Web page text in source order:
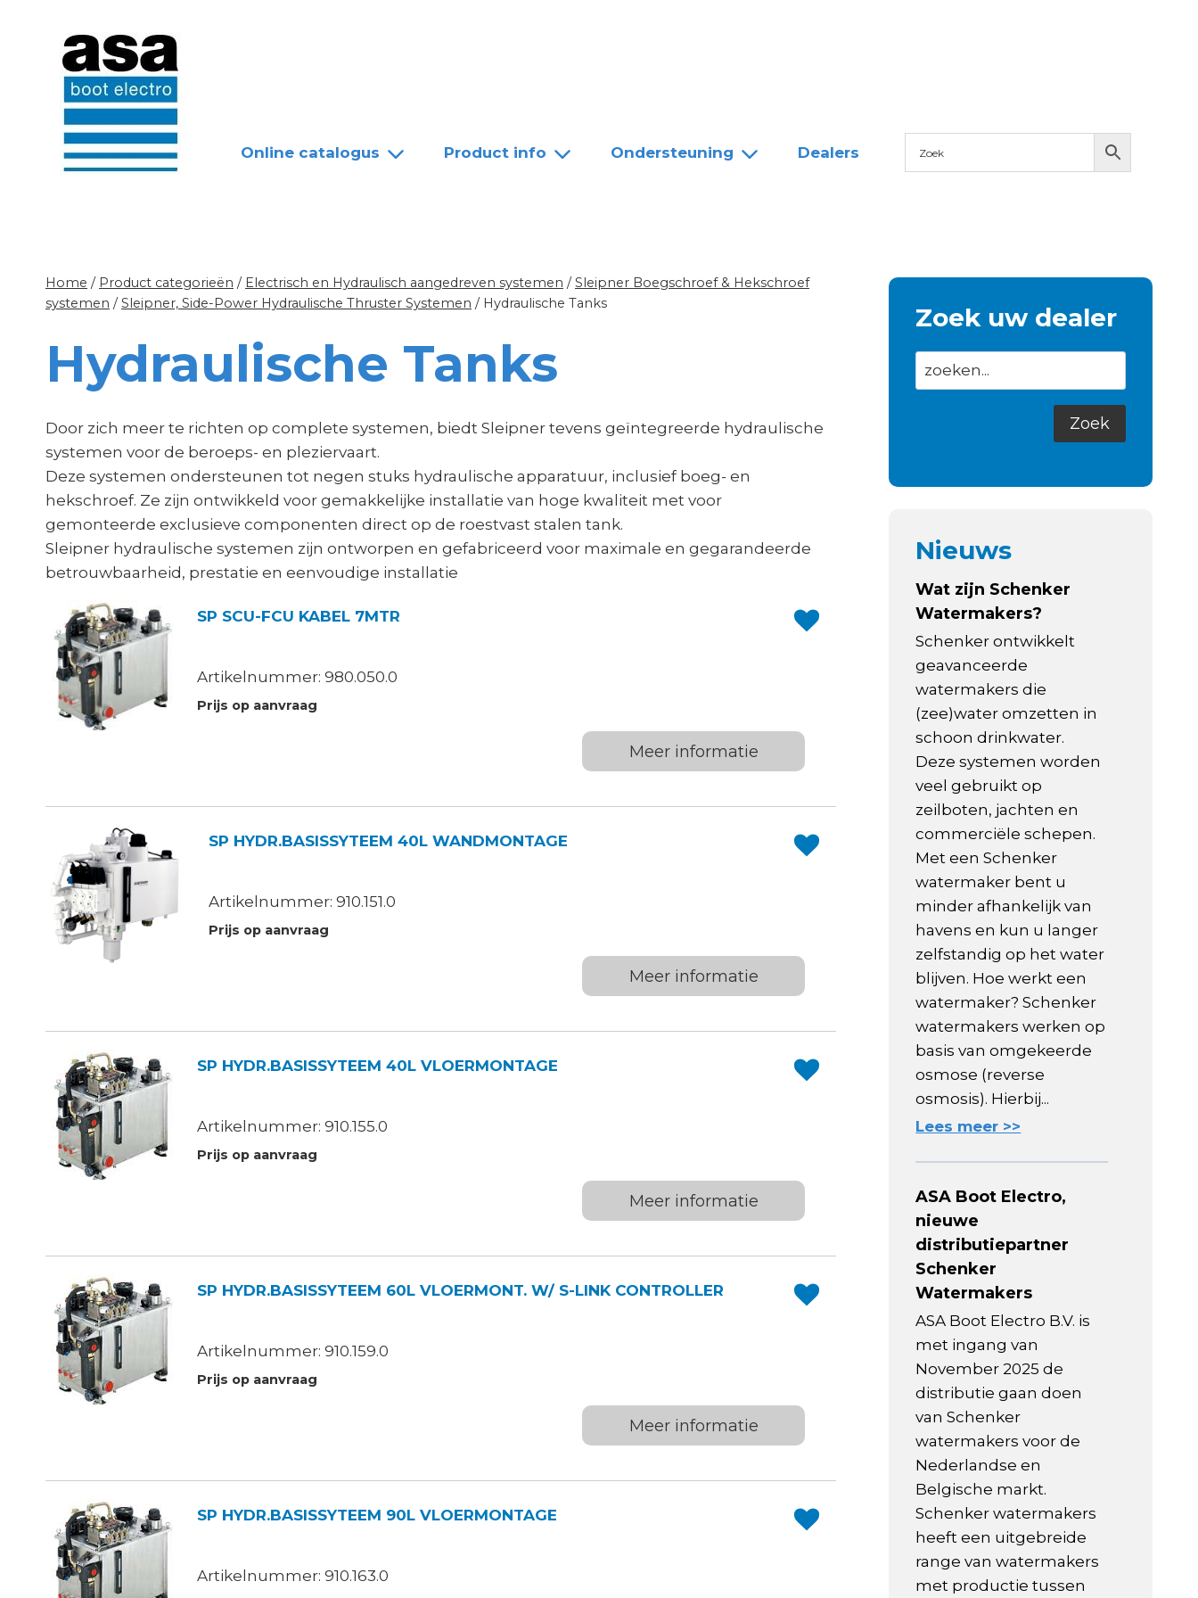
Online catalogus Product info Ondersteuning Dealers
Home / Product categorieën / Electrisch en Hydraulisch aangedreven systemen / Sleipner Boegschroef & Hekschroef
systemen / Sleipner, Side-Power Hydraulische Thruster Systemen / Hydraulische Tanks
Hydraulische Tanks
Door zich meer te richten op complete systemen, biedt Sleipner tevens geïntegreerde hydraulische
systemen voor de beroeps- en pleziervaart.
Deze systemen ondersteunen tot negen stuks hydraulische apparatuur, inclusief boeg- en
hekschroef. Ze zijn ontwikkeld voor gemakkelijke installatie van hoge kwaliteit met voor
gemonteerde exclusieve componenten direct op de roestvast stalen tank.
Sleipner hydraulische systemen zijn ontworpen en gefabriceerd voor maximale en gegarandeerde
betrouwbaarheid, prestatie en eenvoudige installatie
SP SCU-FCU KABEL 7MTR
Artikelnummer: 980.050.0
Prijs op aanvraag
Meer informatie
SP HYDR.BASISSYTEEM 40L WANDMONTAGE
Artikelnummer: 910.151.0
Prijs op aanvraag
Meer informatie
SP HYDR.BASISSYTEEM 40L VLOERMONTAGE
Artikelnummer: 910.155.0
Prijs op aanvraag
Meer informatie
SP HYDR.BASISSYTEEM 60L VLOERMONT. W/ S-LINK CONTROLLER
Artikelnummer: 910.159.0
Prijs op aanvraag
Meer informatie
SP HYDR.BASISSYTEEM 90L VLOERMONTAGE
Artikelnummer: 910.163.0
Zoek uw dealer
Nieuws
Wat zijn Schenker
Watermakers?
Schenker ontwikkelt
geavanceerde
watermakers die
(zee)water omzetten in
schoon drinkwater.
Deze systemen worden
veel gebruikt op
zeilboten, jachten en
commerciële schepen.
Met een Schenker
watermaker bent u
minder afhankelijk van
havens en kun u langer
zelfstandig op het water
blijven. Hoe werkt een
watermaker? Schenker
watermakers werken op
basis van omgekeerde
osmose (reverse
osmosis). Hierbij...
Lees meer >>
ASA Boot Electro,
nieuwe
distributiepartner
Schenker
Watermakers
ASA Boot Electro B.V. is
met ingang van
November 2025 de
distributie gaan doen
van Schenker
watermakers voor de
Nederlandse en
Belgische markt.
Schenker watermakers
heeft een uitgebreide
range van watermakers
met productie tussen